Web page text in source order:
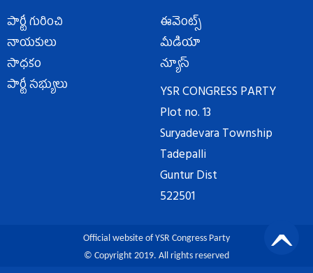
పార్టీ గురించి
నాయకులు
సాధకం
పార్టీ సభ్యులు
ఈవెంట్స్
మీడియా
న్యూస్
YSR CONGRESS PARTY
Plot no. 13
Suryadevara Township
Tadepalli
Guntur Dist
522501
Official website of YSR Congress Party
© Copyright 2019. All rights reserved